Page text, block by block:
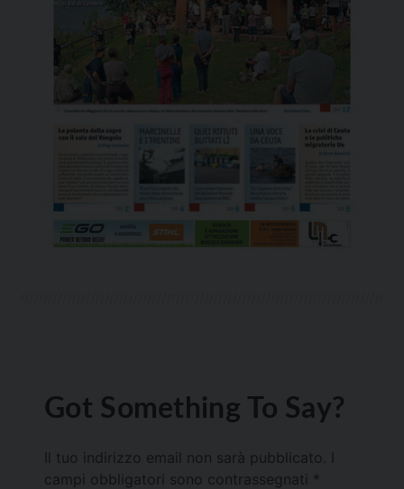
Got Something To Say?
Il tuo indirizzo email non sarà pubblicato.
campi obbligatori sono contrassegnati *